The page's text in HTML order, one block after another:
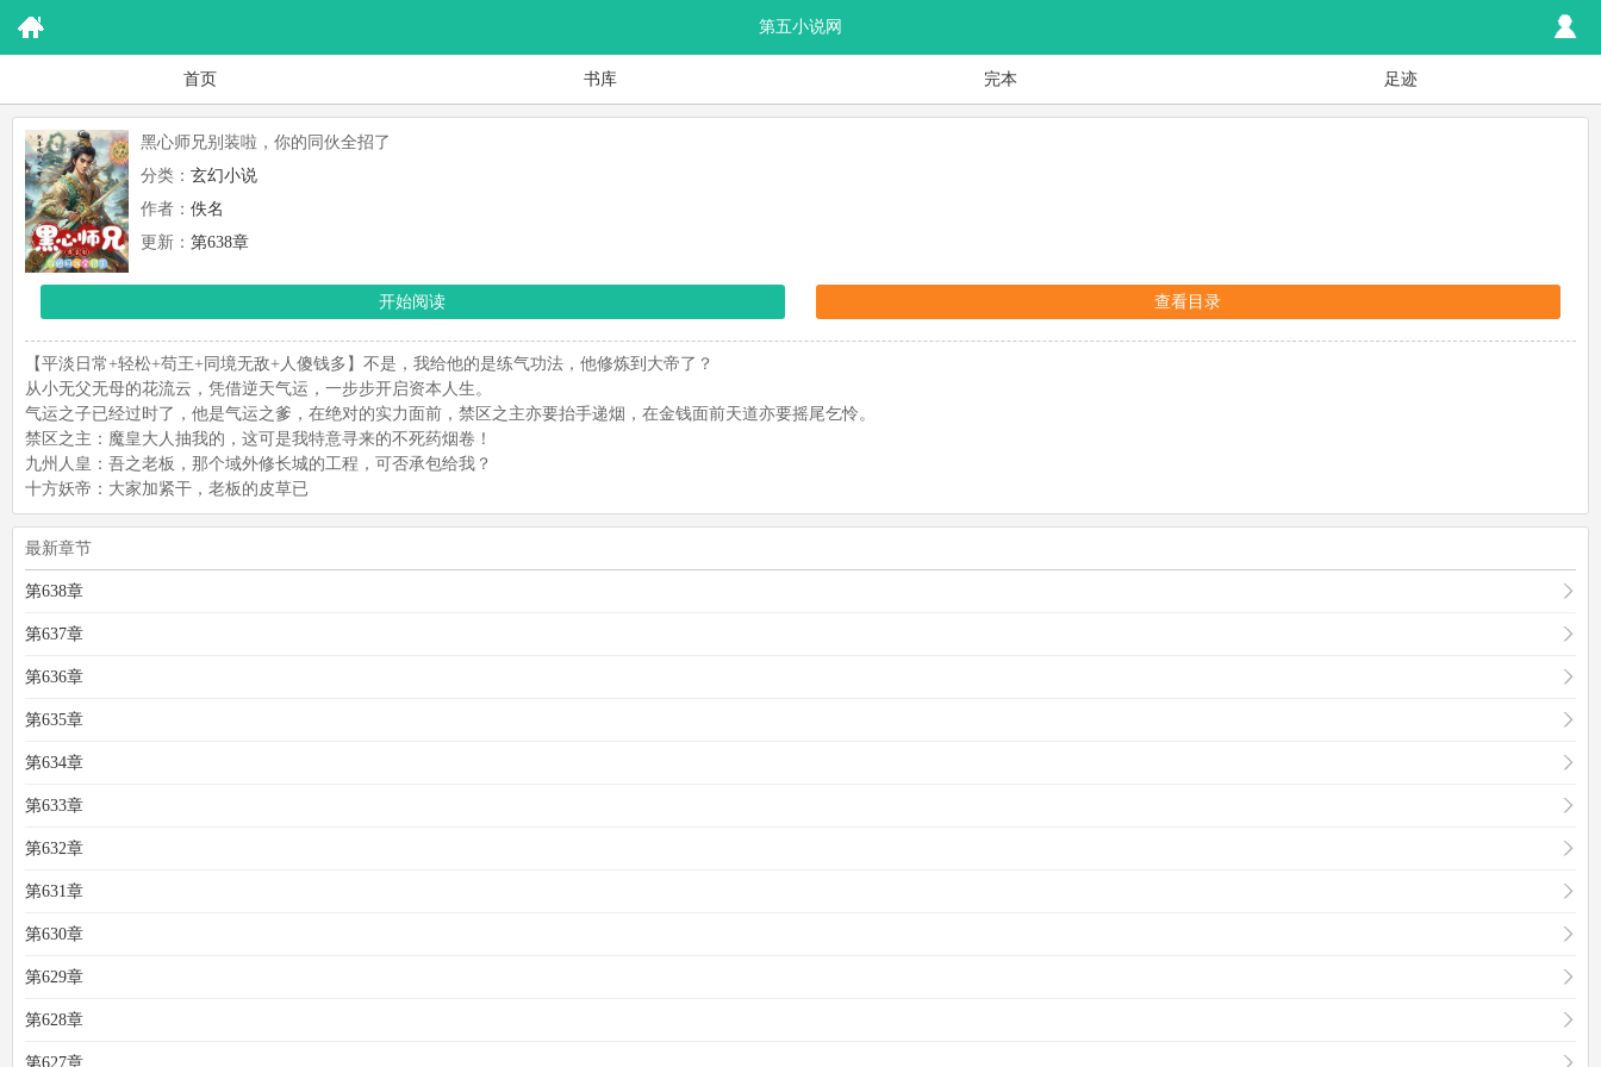
第五小说网
首页 书库 完本 足迹
黑心师兄别装啦，你的同伙全招了
分类：玄幻小说
作者：佚名
更新：第638章
开始阅读 查看目录
【平淡日常+轻松+苟王+同境无敌+人傻钱多】不是，我给他的是练气功法，他修炼到大帝了？
从小无父无母的花流云，凭借逆天气运，一步步开启资本人生。
气运之子已经过时了，他是气运之爹，在绝对的实力面前，禁区之主亦要抬手递烟，在金钱面前天道亦要摇尾乞怜。
禁区之主：魔皇大人抽我的，这可是我特意寻来的不死药烟卷！
九州人皇：吾之老板，那个域外修长城的工程，可否承包给我？
十方妖帝：大家加紧干，老板的皮草已
最新章节
第638章
第637章
第636章
第635章
第634章
第633章
第632章
第631章
第630章
第629章
第628章
第627章